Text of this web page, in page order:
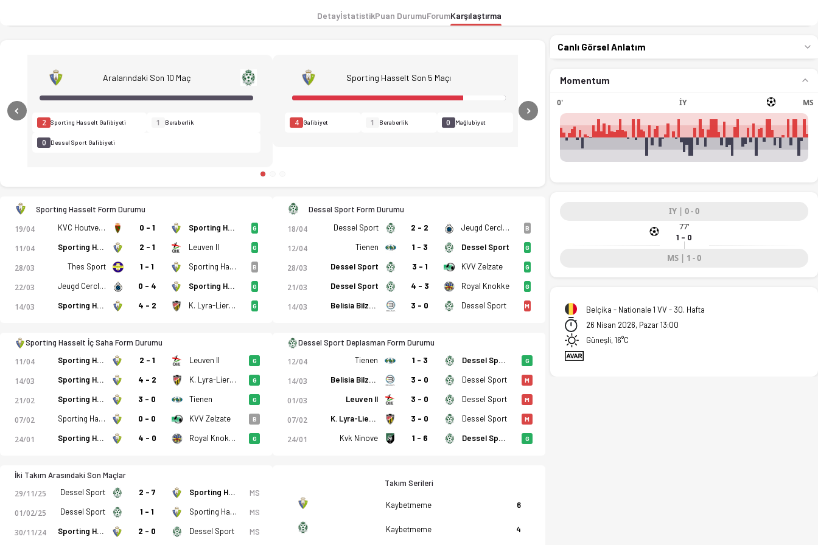
Sporting Hasselt - K.F.C. Dessel Sport 1-0 bitti. Gol anları, kadro, istatistikler, puan durumu ve iddaa oranları Ofsayt'ta. (26.04.2026)
DetayİstatistikPuan DurumuForumKarşılaştırma
Aralarındaki Son 10 Maç
2 Sporting Hasselt Galibiyeti 1 Beraberlik
0 Dessel Sport Galibiyeti
Sporting Hasselt Son 5 Maçı
4 Galibiyet 1 Beraberlik 0 Mağlubiyet
Previous Next
Sporting Hasselt Form Durumu
19/04 KVC Houtvenne 0 - 1 Sporting Hasselt G
11/04 Sporting Hasselt 2 - 1 Leuven II G
28/03 Thes Sport 1 - 1 Sporting Hasselt B
22/03 Jeugd Cercle Brugge U21 0 - 4 Sporting Hasselt G
14/03 Sporting Hasselt 4 - 2 K. Lyra-Lierse G
Dessel Sport Form Durumu
18/04 Dessel Sport 2 - 2 Jeugd Cercle Brugge U21 B
12/04 Tienen 1 - 3 Dessel Sport G
28/03 Dessel Sport 3 - 1 KVV Zelzate G
21/03 Dessel Sport 4 - 3 Royal Knokke G
14/03 Belisia Bilzen SV 3 - 0 Dessel Sport M
Sporting Hasselt İç Saha Form Durumu
11/04 Sporting Hasselt 2 - 1 Leuven II G
14/03 Sporting Hasselt 4 - 2 K. Lyra-Lierse G
21/02 Sporting Hasselt 3 - 0 Tienen G
07/02 Sporting Hasselt 0 - 0 KVV Zelzate B
24/01 Sporting Hasselt 4 - 0 Royal Knokke G
Dessel Sport Deplasman Form Durumu
12/04 Tienen 1 - 3 Dessel Sport G
14/03 Belisia Bilzen SV 3 - 0 Dessel Sport M
01/03 Leuven II 3 - 0 Dessel Sport M
07/02 K. Lyra-Lierse 3 - 0 Dessel Sport M
24/01 Kvk Ninove 1 - 6 Dessel Sport G
İki Takım Arasındaki Son Maçlar
29/11/25 Dessel Sport 2 - 7 Sporting Hasselt MS
01/02/25 Dessel Sport 1 - 1 Sporting Hasselt MS
30/11/24 Sporting Hasselt 2 - 0 Dessel Sport MS
Takım Serileri
Kaybetmeme 6
Kaybetmeme 4
Canlı Görsel Anlatım
Momentum
0' İY MS
IY | 0 - 0
77'
1 - 0
MS | 1 - 0
Belçika - Nationale 1 VV - 30. Hafta
26 Nisan 2026, Pazar 13:00
Güneşli, 16°C